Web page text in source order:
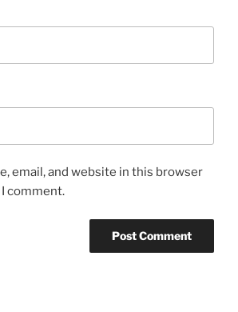
email, and website in this browser
comment.